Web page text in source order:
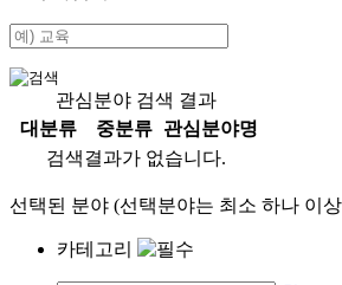
관심분야 검색 결과
대분류
중분류
관심분야명
검색결과가 없습니다.
선택된 분야 (선택분야는 최소 하나 이
카테고리